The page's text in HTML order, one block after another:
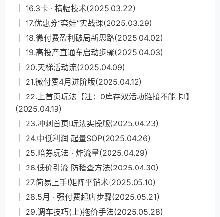
│ 16.3卡 · 横幅技术(2025.03.22)
│ 17.优惠券“套娃”实战课(2025.03.29)
│ 18.微付费盈利破局新思路(2025.04.02)
│ 19.高投产直通车启动步骤(2025.04.03)
│ 20.天梯活动流(2025.04.09)
│ 21.微付费4月进阶版(2025.04.12)
│ 22.上首页玩法【注：0库存双活动链接不能卡!】
(2025.04.19)
│ 23.冲刺首页!玩法实操版(2025.04.23)
│ 24.中低利润 起量SOP(2025.04.26)
│ 25.暗券玩法 · 炸流量(2025.04.29)
│ 26.低价引流 防稽查方法(2025.04.30)
│ 27.简易上手!矩阵平销术(2025.05.10)
│ 28.5月 · 强付费起店步骤(2025.05.21)
│ 29.调车技巧(上)拖价手法(2025.05.28)